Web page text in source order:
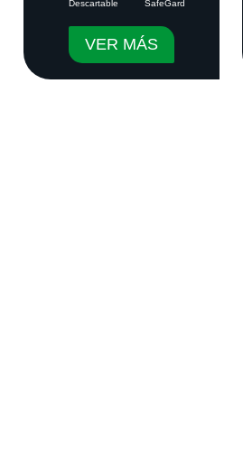
Descartable SafeGard
VER MÁS